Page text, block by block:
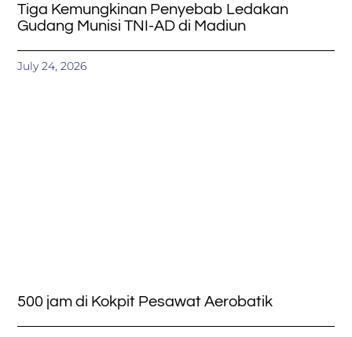
Tiga Kemungkinan Penyebab Ledakan
Gudang Munisi TNI-AD di Madiun
July 24, 2026
500 jam di Kokpit Pesawat Aerobatik